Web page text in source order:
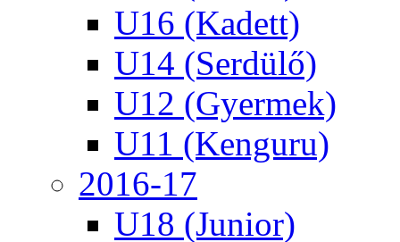
U16 (Kadett)
U14 (Serdülő)
U12 (Gyermek)
U11 (Kenguru)
2016-17
U18 (Junior)